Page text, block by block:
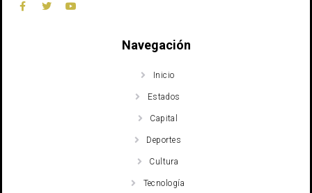
Navegación
Inicio
Estados
Capital
Deportes
Cultura
Tecnología